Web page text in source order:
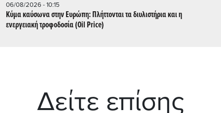
06/08/2026 - 10:15
Κύμα καύσωνα στην Ευρώπη: Πλήττονται τα διυλιστήρια και η
ενεργειακή τροφοδοσία (Oil Price)
Δείτε επίσης